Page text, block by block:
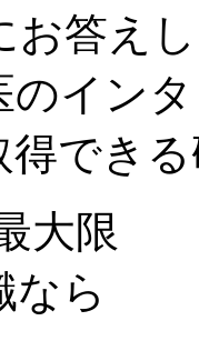
お答え
のイン
得でき